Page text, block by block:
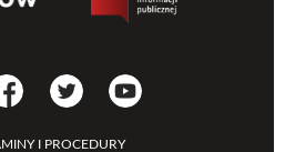
I PROCEDURY